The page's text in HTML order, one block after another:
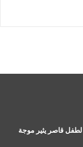
لطفل قاصر يثير موجة